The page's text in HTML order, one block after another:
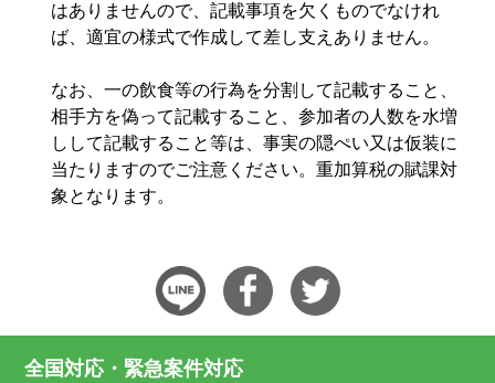
はありませんので、記載事項を欠くものでなけれ
ば、適宜の様式で作成して差し支えありません。
なお、一の飲食等の行為を分割して記載すること、
相手方を偽って記載すること、参加者の人数を水増
しして記載すること等は、事実の隠ぺい又は仮装に
当たりますのでご注意ください。重加算税の賦課対
象となります。
全国対応・緊急案件対応